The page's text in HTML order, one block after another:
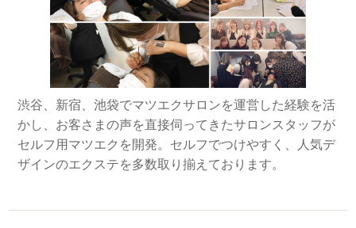
渋谷、新宿、池袋でマツエクサロンを運営した経験を活
かし、お客さまの声を直接伺ってきたサロンスタッフが
セルフ用マツエクを開発。セルフでつけやすく、人気デ
ザインのエクステを多数取り揃えております。